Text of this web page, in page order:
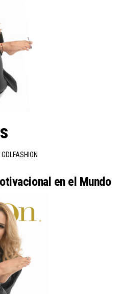
GDLFASHION
en el Mundo